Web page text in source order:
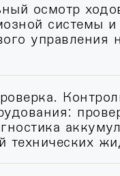
осмотр
системы и
технических